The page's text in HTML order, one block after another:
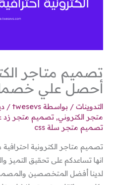
تصميم متاجر
أحصل علي
التدوينات / بواسطة twesevs
/
متجر الكتروني,تصميم متجر
تصميم متجر سلة css
تصميم متاجر الكترونية
انها تساعدكم على تحقيق التميز
لدينا أفضل المتخصصين